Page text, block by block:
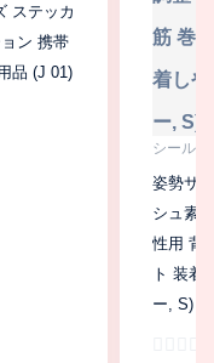
ステッカ
ン 携帯
品 (J 01)
シール
姿勢サ
シュ素
性用 背
ト 装着
ー, S)